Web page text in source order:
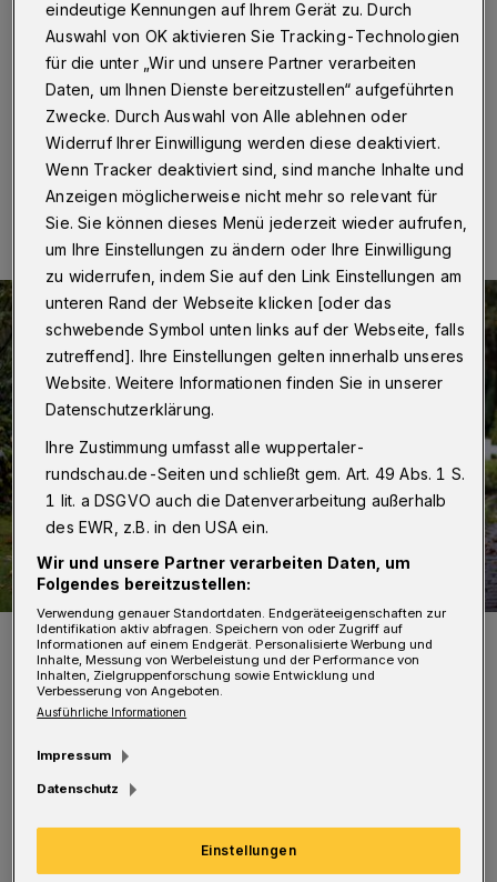
Wuppertal· ... Sterbefälle sind, so die Auskunft des
städtischen Presseamtes, im vergangenen Jahr in
Wuppertal beurkundet worden. Im Jahr 2020 waren es
noch nur 4.500 gewesen.
08.01.2022 , 09:00 Uhr Eine Minute Lesezeit
Symbolbild.
Foto: Kirchenkreis Wuppertal / Tim Polick
Auch die Zahlen zu Eheschließungen und
Geburten liefert das Presseamt: Im Jahr 2021
hat es 1.364 Ja-Worte gegeben (2020 wurde
eindeutige Kennungen auf Ihrem Gerät zu. Durch
Auswahl von OK aktivieren Sie Tracking-Technologien
für die unter „Wir und unsere Partner verarbeiten
Daten, um Ihnen Dienste bereitzustellen“ aufgeführten
Zwecke. Durch Auswahl von Alle ablehnen oder
Widerruf Ihrer Einwilligung werden diese deaktiviert.
Wenn Tracker deaktiviert sind, sind manche Inhalte und
Anzeigen möglicherweise nicht mehr so relevant für
Sie. Sie können dieses Menü jederzeit wieder aufrufen,
um Ihre Einstellungen zu ändern oder Ihre Einwilligung
zu widerrufen, indem Sie auf den Link Einstellungen am
unteren Rand der Webseite klicken [oder das
schwebende Symbol unten links auf der Webseite, falls
zutreffend]. Ihre Einstellungen gelten innerhalb unseres
Website. Weitere Informationen finden Sie in unserer
Datenschutzerklärung.
Ihre Zustimmung umfasst alle wuppertaler-
rundschau.de-Seiten und schließt gem. Art. 49 Abs. 1 S.
1 lit. a DSGVO auch die Datenverarbeitung außerhalb
des EWR, z.B. in den USA ein.
Wir und unsere Partner verarbeiten Daten, um
Folgendes bereitzustellen:
Verwendung genauer Standortdaten. Endgeräteeigenschaften zur
Identifikation aktiv abfragen. Speichern von oder Zugriff auf
Informationen auf einem Endgerät. Personalisierte Werbung und
Inhalte, Messung von Werbeleistung und der Performance von
Inhalten, Zielgruppenforschung sowie Entwicklung und
Verbesserung von Angeboten.
Ausführliche Informationen
Impressum
Datenschutz
Einstellungen